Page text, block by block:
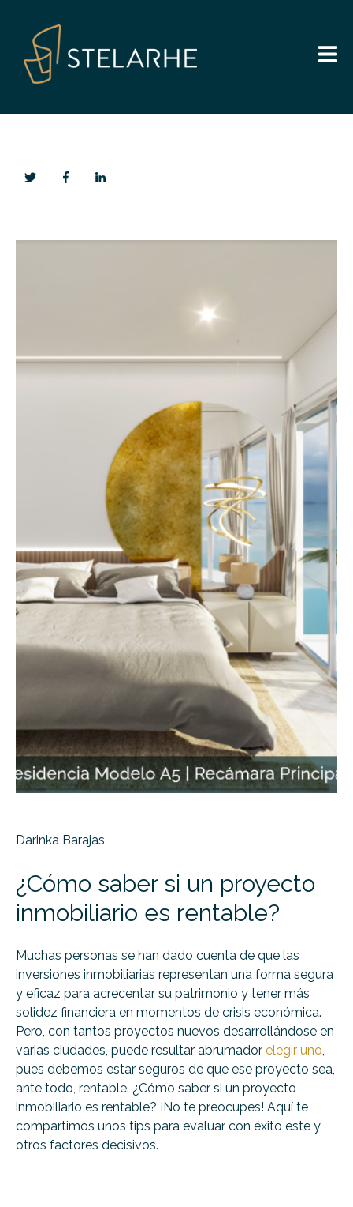
Darinka Barajas
¿Cómo saber si un proyecto
inmobiliario es rentable?
Muchas personas se han dado cuenta de que las
inversiones inmobiliarias representan una forma segura
y eficaz para acrecentar su patrimonio y tener más
solidez financiera en momentos de crisis económica.
Pero, con tantos proyectos nuevos desarrollándose en
varias ciudades, puede resultar abrumador elegir uno,
pues debemos estar seguros de que ese proyecto sea,
ante todo, rentable. ¿Cómo saber si un proyecto
inmobiliario es rentable? ¡No te preocupes! Aquí te
compartimos unos tips para evaluar con éxito este y
otros factores decisivos.